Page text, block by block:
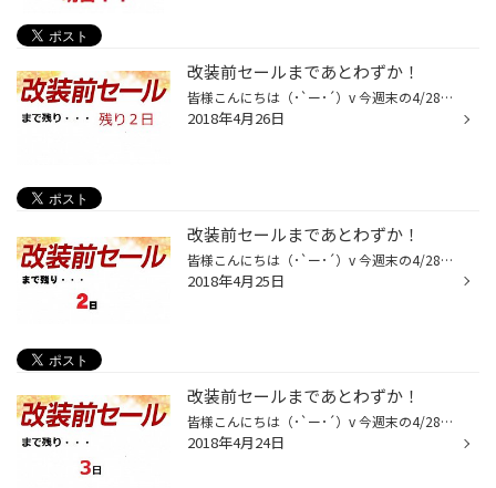
改装前セールまであとわずか！
皆様こんにちは（･`ー･´）v 今週末の4/28(土)～5/13日(日)の期間中、タイヤ館では『改装前セール』を開催致します！ ぜひこの機会にタイヤ交換をしませんか！？ 皆様のご来店お待ちしておりますm(_ _)m
2018年4月26日
改装前セールまであとわずか！
皆様こんにちは（･`ー･´）v 今週末の4/28(土)～5/13日(日)の期間中、タイヤ館では『改装前セール』を開催致します！ ぜひこの機会にタイヤ交換をしませんか！？ 皆様のご来店お待ちしておりますm(_ _)m
2018年4月25日
改装前セールまであとわずか！
皆様こんにちは（･`ー･´）v 今週末の4/28(土)～5/13日(日)の期間中、タイヤ館では『改装前セール』を開催致します！ ぜひこの機会にタイヤ交換をしませんか！？ 皆様のご来店お待ちしておりますm(_ _)m
2018年4月24日